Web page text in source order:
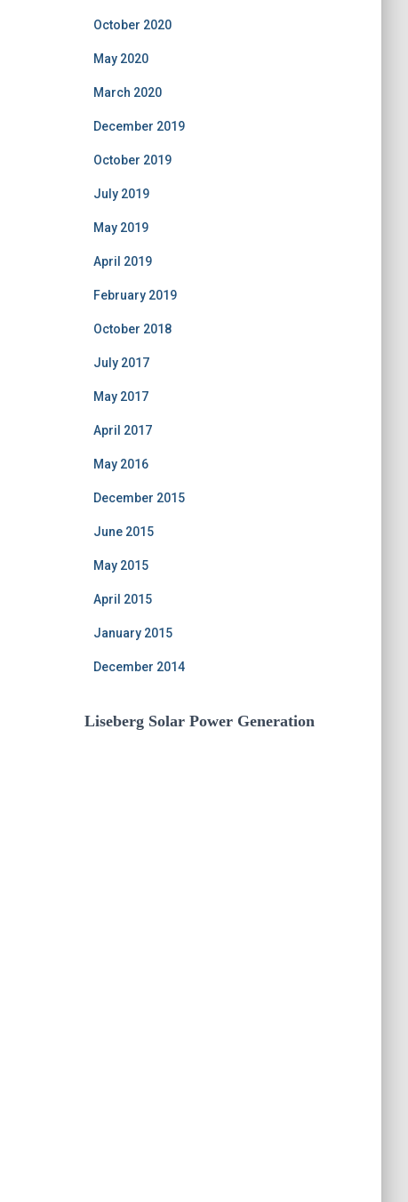
October 2020
May 2020
March 2020
December 2019
October 2019
July 2019
May 2019
April 2019
February 2019
October 2018
July 2017
May 2017
April 2017
May 2016
December 2015
June 2015
May 2015
April 2015
January 2015
December 2014
Liseberg Solar Power Generation